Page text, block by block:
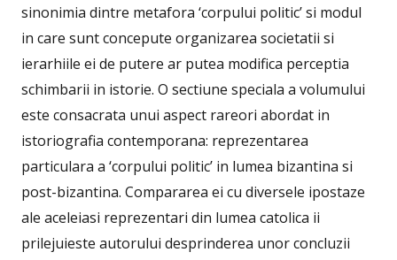
sinonimia dintre metafora ‘corpului politic’ si modul
in care sunt concepute organizarea societatii si
ierarhiile ei de putere ar putea modifica perceptia
schimbarii in istorie. O sectiune speciala a volumului
este consacrata unui aspect rareori abordat in
istoriografia contemporana: reprezentarea
particulara a ‘corpului politic’ in lumea bizantina si
post-bizantina. Compararea ei cu diversele ipostaze
ale aceleiasi reprezentari din lumea catolica ii
prilejuieste autorului desprinderea unor concluzii